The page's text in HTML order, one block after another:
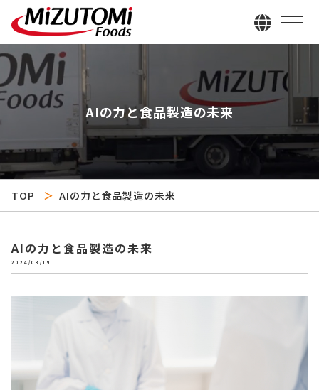
AIの力と食品製造の未来
TOP AIの力と食品製造の未来
AIの力と食品製造の未来
2024/03/19